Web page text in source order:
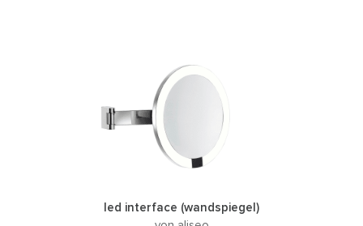
led interface (wandspiegel)